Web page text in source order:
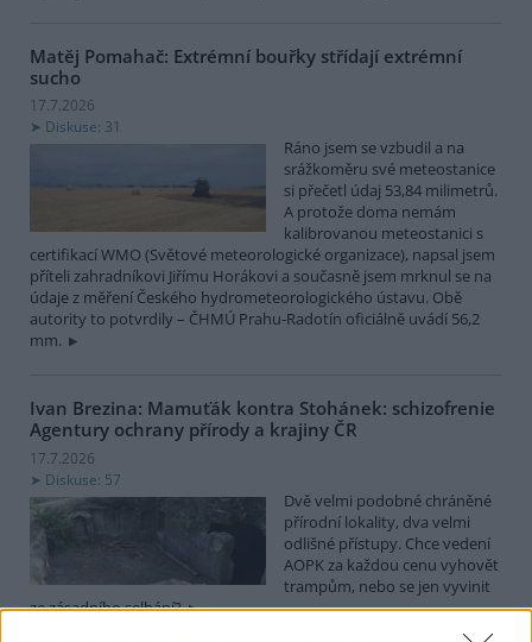
Matěj Pomahač: Extrémní bouřky střídají extrémní
sucho
17.7.2026
Diskuse: 31
Ráno jsem se vzbudil a na
srážkoměru své meteostanice
si přečetl údaj 53,84 milimetrů.
A protože doma nemám
kalibrovanou meteostanici s
certifikací WMO (Světové meteorologické organizace), napsal jsem
příteli zahradníkovi Jiřímu Horákovi a současně jsem mrknul se na
údaje z měření Českého hydrometeorologického ústavu. Obě
autority to potvrdily – ČHMÚ Prahu-Radotín oficiálně uvádí 56,2
mm.
Ivan Brezina: Mamuťák kontra Stohánek: schizofrenie
Agentury ochrany přírody a krajiny ČR
17.7.2026
Diskuse: 57
Dvě velmi podobné chráněné
přírodní lokality, dva velmi
odlišné přístupy. Chce vedení
AOPK za každou cenu vyhovět
trampům, nebo se jen vyvinit
ze zásadního selhání?